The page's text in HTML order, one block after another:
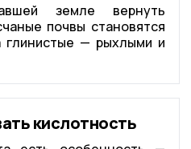
земле вернуть
почвы становятся
глинистые — рыхлыми и
кислотность